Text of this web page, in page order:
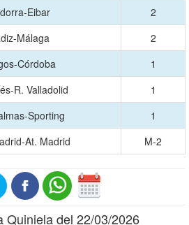
Eibar
2
Málaga
2
Córdoba
1
R. Valladolid
1
Sporting
1
At. Madrid M-2
Quiniela del 22/03/2026